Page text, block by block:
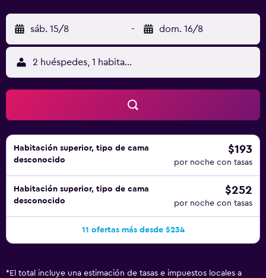
sáb. 15/8 - dom. 16/8
2 huéspedes, 1 habitación
Habitación superior, tipo de cama
desconocido
$193
por noche con tasas
Habitación superior, tipo de cama
desconocido
$252
por noche con tasas
11 ofertas más desde $234
* El total incluye una estimación de tasas e impuestos locales a